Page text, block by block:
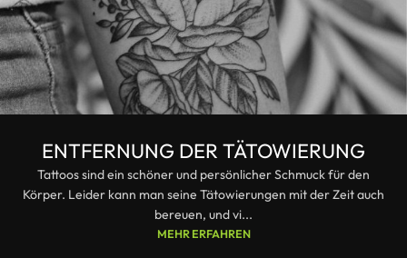
ENTFERNUNG DER TÄTOWIERUNG
Tattoos sind ein schöner und persönlicher Schmuck für den
Körper. Leider kann man seine Tätowierungen mit der Zeit auch
bereuen, und vi...
MEHR ERFAHREN